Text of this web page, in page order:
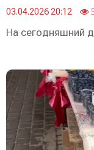
03.04.2026 20:12
На сегодняшний